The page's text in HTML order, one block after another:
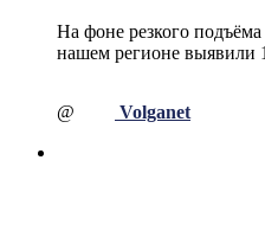
На фоне резкого
нашем регионе выявили
@ Volganet